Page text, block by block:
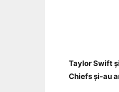
Taylor Swift
Chiefs și-au